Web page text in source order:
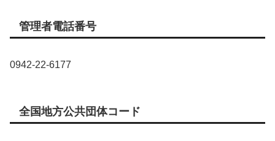
管理者電話番号
0942-22-6177
全国地方公共団体コード